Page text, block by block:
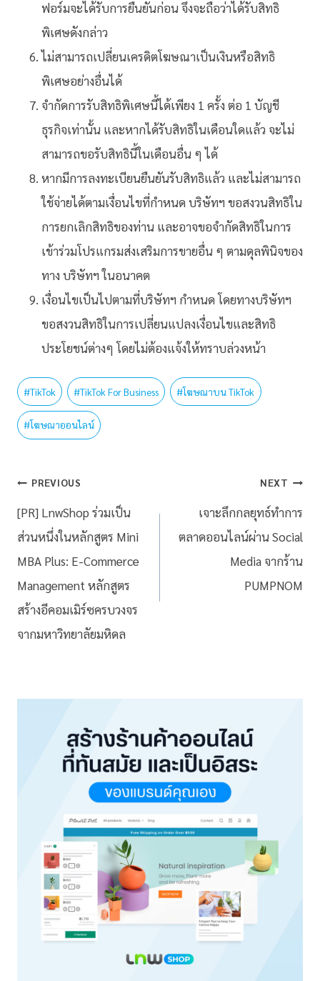
ฟอร์มจะได้รับการยืนยันก่อน จึงจะถือว่าได้รับสิทธิ
พิเศษดังกล่าว
ไม่สามารถเปลี่ยนเครดิตโฆษณาเป็นเงินหรือสิทธิ
พิเศษอย่างอื่นได้
จำกัดการรับสิทธิพิเศษนี้ได้เพียง 1 ครั้ง ต่อ 1 บัญชี
ธุรกิจเท่านั้น และหากได้รับสิทธิในเดือนใดแล้ว จะไม่
สามารถขอรับสิทธินี้ในเดือนอื่น ๆ ได้
หากมีการลงทะเบียนยืนยันรับสิทธิแล้ว และไม่สามารถ
ใช้จ่ายได้ตามเงื่อนไขที่กำหนด บริษัทฯ ขอสงวนสิทธิใน
การยกเลิกสิทธิของท่าน และอาจขอจำกัดสิทธิในการ
เข้าร่วมโปรแกรมส่งเสริมการขายอื่น ๆ ตามดุลพินิจของ
ทาง บริษัทฯ ในอนาคต
เงื่อนไขเป็นไปตามที่บริษัทฯ กำหนด โดยทางบริษัทฯ
ขอสงวนสิทธิในการเปลี่ยนแปลงเงื่อนไขและสิทธิ
ประโยชน์ต่างๆ โดยไม่ต้องแจ้งให้ทราบล่วงหน้า
#TikTok #TikTok For Business #โฆษณาบน TikTok
#โฆษณาออนไลน์
PREVIOUS
[PR] LnwShop ร่วมเป็น
ส่วนหนึ่งในหลักสูตร Mini
MBA Plus: E-Commerce
Management หลักสูตร
สร้างอีคอมเมิร์ซครบวงจร
จากมหาวิทยาลัยมหิดล
NEXT
เจาะลึกกลยุทธ์ทำการ
ตลาดออนไลน์ผ่าน Social
Media จากร้าน
PUMPNOM